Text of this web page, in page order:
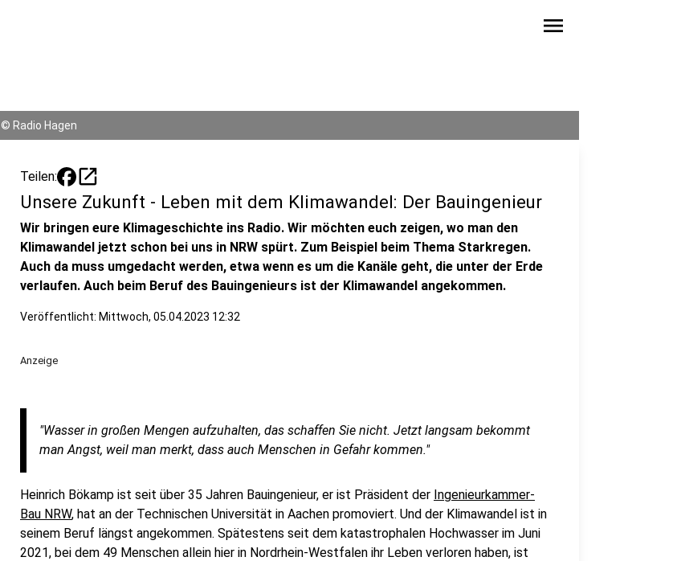
menu
© Radio Hagen
Teilen: open_in_new
Unsere Zukunft - Leben mit dem Klimawandel: Der Bauingenieur
Wir bringen eure Klimageschichte ins Radio. Wir möchten euch zeigen, wo man den
Klimawandel jetzt schon bei uns in NRW spürt. Zum Beispiel beim Thema Starkregen.
Auch da muss umgedacht werden, etwa wenn es um die Kanäle geht, die unter der Erde
verlaufen. Auch beim Beruf des Bauingenieurs ist der Klimawandel angekommen.
Veröffentlicht: Mittwoch, 05.04.2023 12:32
Anzeige
"Wasser in großen Mengen aufzuhalten, das schaffen Sie nicht. Jetzt langsam bekommt
man Angst, weil man merkt, dass auch Menschen in Gefahr kommen."
Heinrich Bökamp ist seit über 35 Jahren Bauingenieur, er ist Präsident der Ingenieurkammer-
Bau NRW, hat an der Technischen Universität in Aachen promoviert. Und der Klimawandel ist in
seinem Beruf längst angekommen. Spätestens seit dem katastrophalen Hochwasser im Juni
2021, bei dem 49 Menschen allein hier in Nordrhein-Westfalen ihr Leben verloren haben, ist